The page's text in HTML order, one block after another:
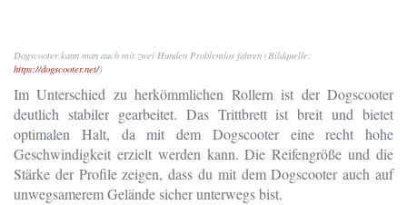
Dogscooter kann man auch mit zwei Hunden Problemlos fahren (Bildquelle:
https://dogscooter.net/)
Im Unterschied zu herkömmlichen Rollern ist der Dogscooter
deutlich stabiler gearbeitet. Das Trittbrett ist breit und bietet
optimalen Halt, da mit dem Dogscooter eine recht hohe
Geschwindigkeit erzielt werden kann. Die Reifengröße und die
Stärke der Profile zeigen, dass du mit dem Dogscooter auch auf
unwegsamerem Gelände sicher unterwegs bist.